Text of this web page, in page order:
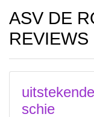
ASV DE
REVIEWS
schie